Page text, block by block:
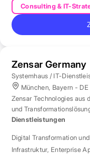
Consulting & IT-
Zensar Germany
Systemhaus / IT-
München, Bayern - DE
Zensar Technologies aus
und
Dienstleistungen
Digital Transformation
Infrastruktur, Enterprise